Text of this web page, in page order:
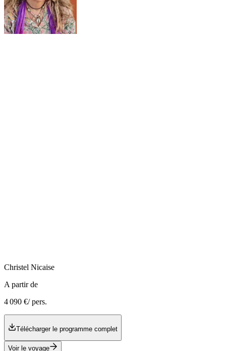
Christel Nicaise
A partir de
4 090 €/ pers.
Télécharger le programme complet
Voir le voyage